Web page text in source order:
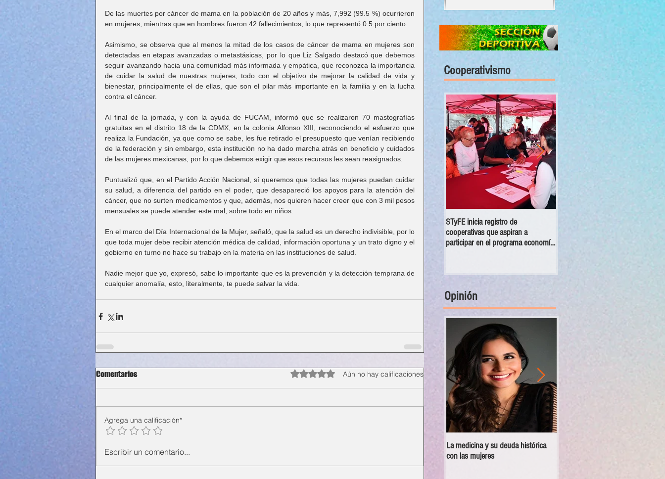
De las muertes por cáncer de mama en la población de 20 años y más, 7,992 (99.5 %) ocurrieron
en mujeres, mientras que en hombres fueron 42 fallecimientos, lo que representó 0.5 por ciento.
Asimismo, se observa que al menos la mitad de los casos de cáncer de mama en mujeres son
detectadas en etapas avanzadas o metastásicas, por lo que Liz Salgado destacó que debemos
seguir avanzando hacia una comunidad más informada y empática, que reconozca la importancia
de cuidar la salud de nuestras mujeres, todo con el objetivo de mejorar la calidad de vida y
bienestar, principalmente el de ellas, que son el pilar más importante en la familia y en la lucha
contra el cáncer.
Al final de la jornada, y con la ayuda de FUCAM, informó que se realizaron 70 mastografías
gratuitas en el distrito 18 de la CDMX, en la colonia Alfonso XIII, reconociendo el esfuerzo que
realiza la Fundación, ya que como se sabe, les fue retirado el presupuesto que venían recibiendo
de la federación y sin embargo, esta institución no ha dado marcha atrás en beneficio y cuidados
de las mujeres mexicanas, por lo que debemos exigir que esos recursos les sean reasignados.
Puntualizó que, en el Partido Acción Nacional, sí queremos que todas las mujeres puedan cuidar
su salud, a diferencia del partido en el poder, que desapareció los apoyos para la atención del
cáncer, que no surten medicamentos y que, además, nos quieren hacer creer que con 3 mil pesos
mensuales se puede atender este mal, sobre todo en niños.
En el marco del Día Internacional de la Mujer, señaló, que la salud es un derecho indivisible, por lo
que toda mujer debe recibir atención médica de calidad, información oportuna y un trato digno y el
gobierno en turno no hace su trabajo en la materia en las instituciones de salud.
Nadie mejor que yo, expresó, sabe lo importante que es la prevención y la detección temprana de
cualquier anomalía, esto, literalmente, te puede salvar la vida.
Comentarios Obtuvo 0 de 5 estrellas.Aún no hay calificaciones
Agrega una calificación*
Escribir un comentario...
Cooperativismo
STyFE inicia registro de
cooperativas que aspiran a
participar en el programa economía
Opinión
La medicina y su deuda histórica
con las mujeres